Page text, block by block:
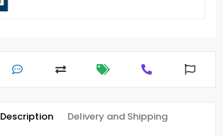
Delivery and Shipping